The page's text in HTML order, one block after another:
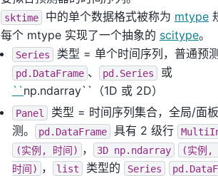
sktime 中的单个数据格式被称为 mtype
每个 mtype 实现了一个抽象的 scitype。
Series 类型 = 单个时间序列，普通预
pd.DataFrame 、 pd.Series
或
``np.ndarray``（1D 或 2D）
Panel
类型 = 时间序列集合，全局/面
测。
pd.DataFrame 具有 2 级行
(实例,
时间) ， 3D np.ndarray
(实例,
时间) ， list 类型的 Series